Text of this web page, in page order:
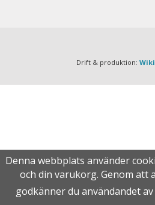
Drift & produktion:
Denna webbplats använder
och din varukorg. Genom att
godkänner du användandet av